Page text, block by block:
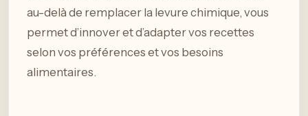
au-delà de remplacer la levure chimique, vous
permet d’innover et d’adapter vos recettes
selon vos préférences et vos besoins
alimentaires.